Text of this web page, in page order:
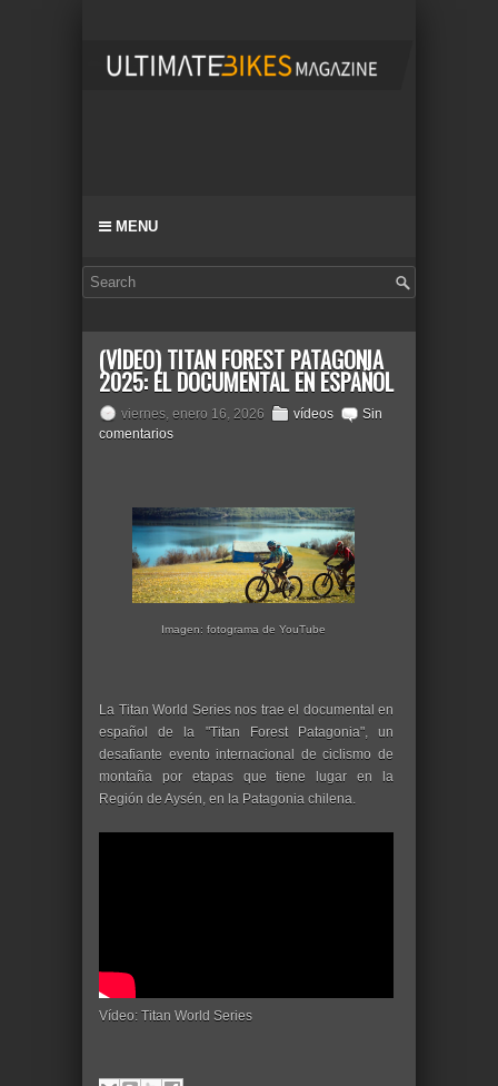
MENU
(VÍDEO) TITAN FOREST PATAGONIA
2025: EL DOCUMENTAL EN ESPAÑOL
viernes, enero 16, 2026 vídeos
Sin
comentarios
Imagen: fotograma de YouTube
La Titan World Series nos trae el documental en
español de la "Titan Forest Patagonia", un
desafiante evento internacional de ciclismo de
montaña por etapas que tiene lugar en la
Región de Aysén, en la Patagonia chilena.
Vídeo: Titan World Series